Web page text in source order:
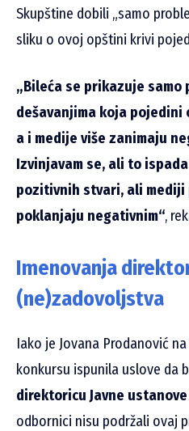
Skupštine dobili „samo
sliku o ovoj opštini krivi
„Bileća se prikazuje samo
dešavanjima koja
a i medije više zanimaju
Izvinjavam se, ali to
pozitivnih stvari, ali mediji
poklanjaju negativnim“,
Imenovanja
(ne)zadovoljstva
Iako je Jovana Prodanović
konkursu ispunila uslove da
direktoricu Javne
odbornici nisu podržali ovaj